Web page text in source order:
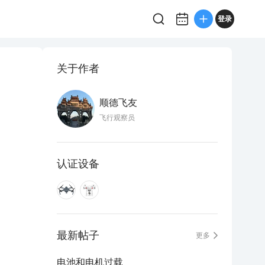
登录
关于作者
顺德飞友
飞行观察员
认证设备
最新帖子 更多
电池和电机过载